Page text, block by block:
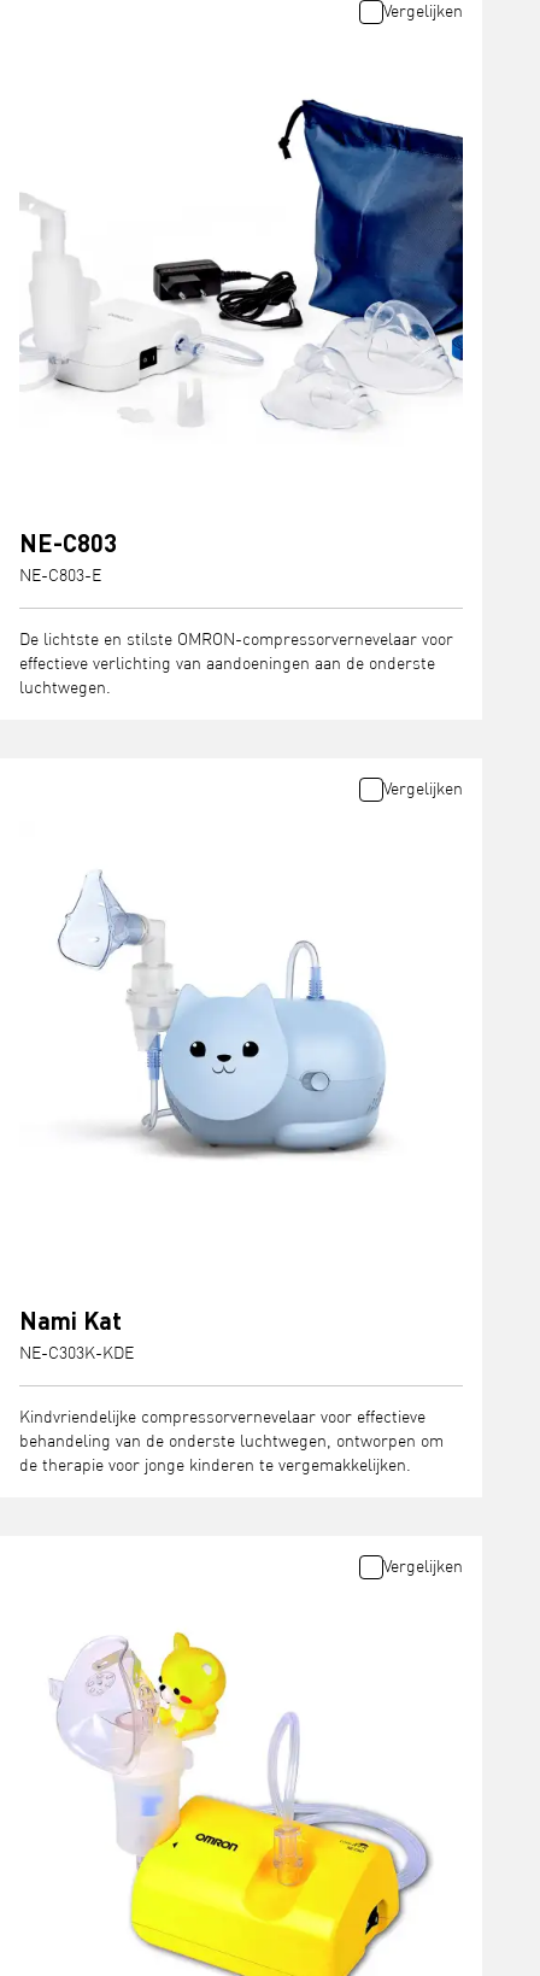
NE-C803
NE-C803-E
De lichtste en stilste OMRON-compressorvernevelaar voor
effectieve verlichting van aandoeningen aan de onderste
luchtwegen.
Vergelijken
Nami Kat
NE-C303K-KDE
Kindvriendelijke compressorvernevelaar voor effectieve
behandeling van de onderste luchtwegen, ontworpen om
de therapie voor jonge kinderen te vergemakkelijken.
Vergelijken
Vergelijken